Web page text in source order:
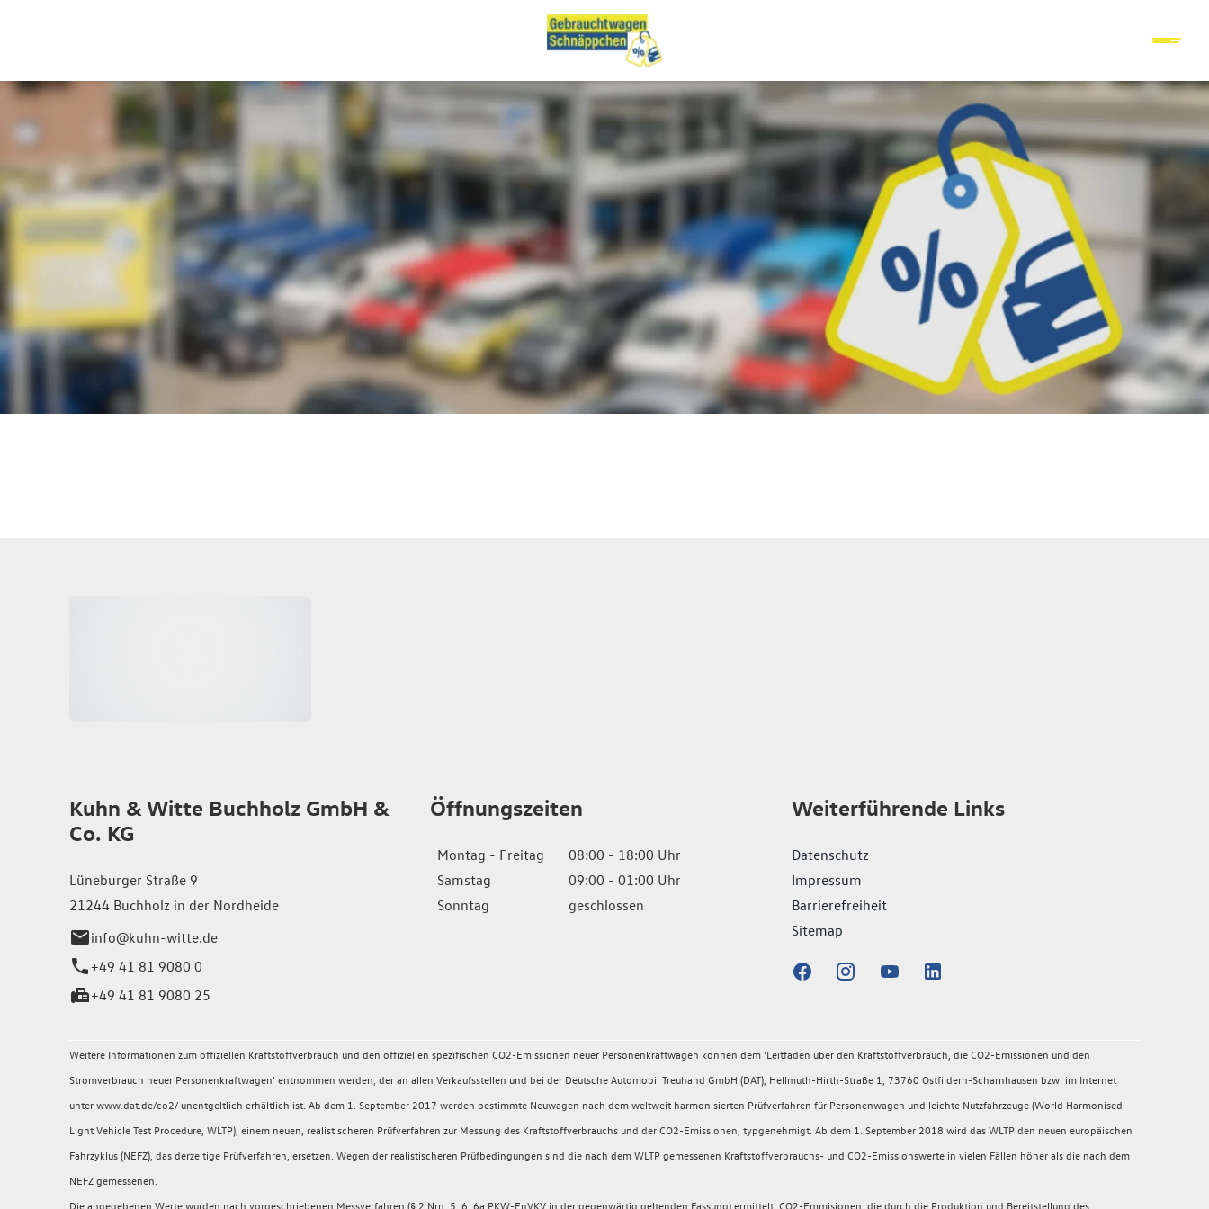
Kuhn & Witte Buchholz GmbH &
Co. KG
Lüneburger Straße 9
21244 Buchholz in der Nordheide
info@kuhn-witte.de
+49 41 81 9080 0
+49 41 81 9080 25
Öffnungszeiten
Montag - Freitag
08:00 - 18:00 Uhr
Samstag
09:00 - 01:00 Uhr
Sonntag
geschlossen
Weiterführende Links
Datenschutz
Impressum
Barrierefreiheit
Sitemap
Weitere Informationen zum offiziellen Kraftstoffverbrauch und den offiziellen spezifischen CO2-Emissionen neuer Personenkraftwagen können dem 'Leitfaden über den Kraftstoffverbrauch, die CO2-Emissionen und den
Stromverbrauch neuer Personenkraftwagen' entnommen werden, der an allen Verkaufsstellen und bei der Deutsche Automobil Treuhand GmbH (DAT), Hellmuth-Hirth-Straße 1, 73760 Ostfildern-Scharnhausen bzw. im Internet
unter www.dat.de/co2/ unentgeltlich erhältlich ist. Ab dem 1. September 2017 werden bestimmte Neuwagen nach dem weltweit harmonisierten Prüfverfahren für Personenwagen und leichte Nutzfahrzeuge (World Harmonised
Light Vehicle Test Procedure, WLTP), einem neuen, realistischeren Prüfverfahren zur Messung des Kraftstoffverbrauchs und der CO2-Emissionen, typgenehmigt. Ab dem 1. September 2018 wird das WLTP den neuen europäischen
Fahrzyklus (NEFZ), das derzeitige Prüfverfahren, ersetzen. Wegen der realistischeren Prüfbedingungen sind die nach dem WLTP gemessenen Kraftstoffverbrauchs- und CO2-Emissionswerte in vielen Fällen höher als die nach dem
NEFZ gemessenen.
Die angegebenen Werte wurden nach vorgeschriebenen Messverfahren (§ 2 Nrn. 5, 6, 6a PKW-EnVKV in der gegenwärtig geltenden Fassung) ermittelt. CO2-Emmisionen, die durch die Produktion und Bereitstellung des